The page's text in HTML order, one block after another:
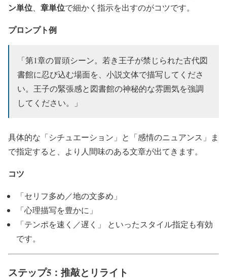
ン単位、 章単位で細かく指示を出すのがコツです。
プロンプト例
「第1章の冒頭シーン。若き王子が禁じられた古代図
書館に忍び込む場面を、小説文体で描写してくださ
い。王子の緊張感と図書館の神秘的な雰囲気を強調
してください。」
具体的な「シチュエーション」と「感情のニュアンス」ま
で指定すると、より人間味のある文章が出てきます。
コツ
「セリフ多め／地の文多め」
「心理描写を豊かに」
「テンポを速く／遅く」 といったスタイル指定も有効
です。
ステップ5：推敲とリライト